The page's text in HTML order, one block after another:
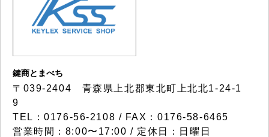
鍵商とまべち
〒039-2404 青森県上北郡東北町上北北1-24-1
9
TEL：0176-56-2108 / FAX：0176-58-6465
営業時間：8:00〜17:00 / 定休日：日曜日